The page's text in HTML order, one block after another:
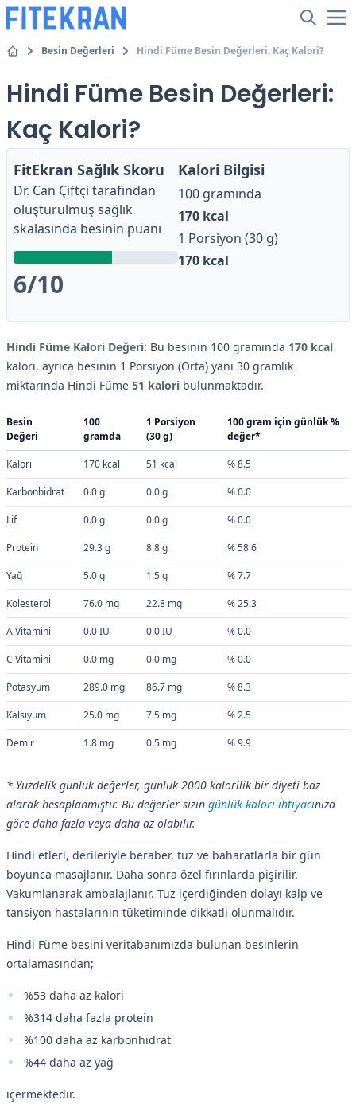
Besin Değerleri Hindi Füme Besin Değerleri: Kaç Kalori?
Hindi Füme Besin Değerleri:
Kaç Kalori?
FitEkran Sağlık Skoru
Dr. Can Çiftçi tarafından
oluşturulmuş sağlık
skalasında besinin puanı
6/10
Kalori Bilgisi
100 gramında
170 kcal
1 Porsiyon (30 g)
170 kcal
Hindi Füme Kalori Değeri: Bu besinin 100 gramında 170 kcal
kalori, ayrıca besinin 1 Porsiyon (Orta) yani 30 gramlık
miktarında Hindi Füme 51 kalori bulunmaktadır.
Besin
Değeri
100
gramda
1 Porsiyon
(30 g)
100 gram için günlük %
değer*
Kalori 170 kcal 51 kcal % 8.5
Karbonhidrat 0.0 g 0.0 g % 0.0
Lif 0.0 g 0.0 g % 0.0
Protein 29.3 g 8.8 g % 58.6
Yağ 5.0 g 1.5 g % 7.7
Kolesterol 76.0 mg 22.8 mg % 25.3
A Vitamini 0.0 IU 0.0 IU % 0.0
C Vitamini 0.0 mg 0.0 mg % 0.0
Potasyum 289.0 mg 86.7 mg % 8.3
Kalsiyum 25.0 mg 7.5 mg % 2.5
Demir 1.8 mg 0.5 mg % 9.9
* Yüzdelik günlük değerler, günlük 2000 kalorilik bir diyeti baz
alarak hesaplanmıştır. Bu değerler sizin günlük kalori ihtiyacınıza
göre daha fazla veya daha az olabilir.
Hindi etleri, derileriyle beraber, tuz ve baharatlarla bir gün
boyunca masajlanır. Daha sonra özel fırınlarda pişirilir.
Vakumlanarak ambalajlanır. Tuz içerdiğinden dolayı kalp ve
tansiyon hastalarının tüketiminde dikkatli olunmalıdır.
Hindi Füme besini veritabanımızda bulunan besinlerin
ortalamasından;
%53 daha az kalori
%314 daha fazla protein
%100 daha az karbonhidrat
%44 daha az yağ
içermektedir.